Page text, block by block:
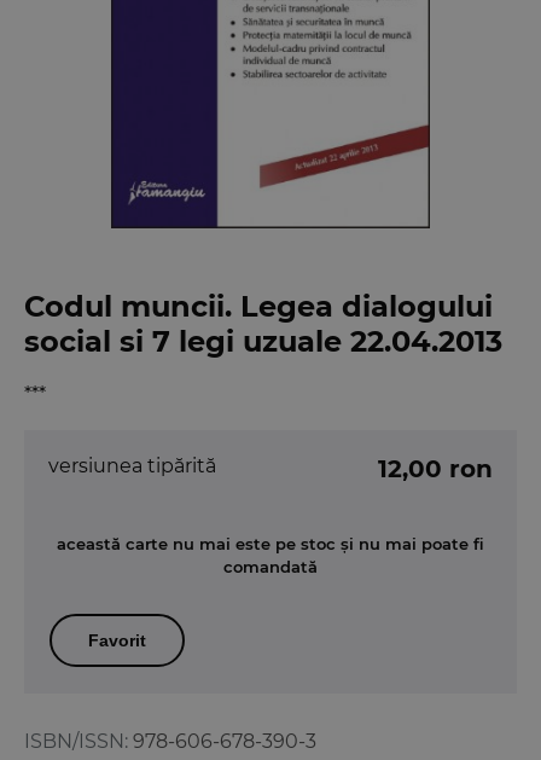
Codul muncii. Legea dialogului
social si 7 legi uzuale 22.04.2013
***
ISBN/ISSN: 978-606-678-390-3
versiunea tipărită 12,00 ron
această carte nu mai este pe stoc și nu mai poate fi
comandată
Favorit